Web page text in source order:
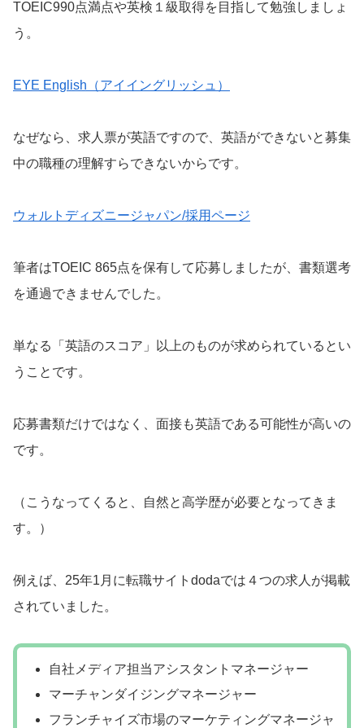
TOEIC990点満点や英検１級取得を目指して勉強しましょ
う。
EYE English（アイイングリッシュ）
なぜなら、求人票が英語ですので、英語ができないと募集
中の職種の理解すらできないからです。
ウォルトディズニージャパン/採用ページ
筆者はTOEIC 865点を保有して応募しましたが、書類選考
を通過できませんでした。
単なる「英語のスコア」以上のものが求められているとい
うことです。
応募書類だけではなく、面接も英語である可能性が高いの
です。
（こうなってくると、自然と高学歴が必要となってきま
す。）
例えば、25年1月に転職サイトdodaでは４つの求人が掲載
されていました。
自社メディア担当アシスタントマネージャー
マーチャンダイジングマネージャー
フランチャイズ市場のマーケティングマネージャ